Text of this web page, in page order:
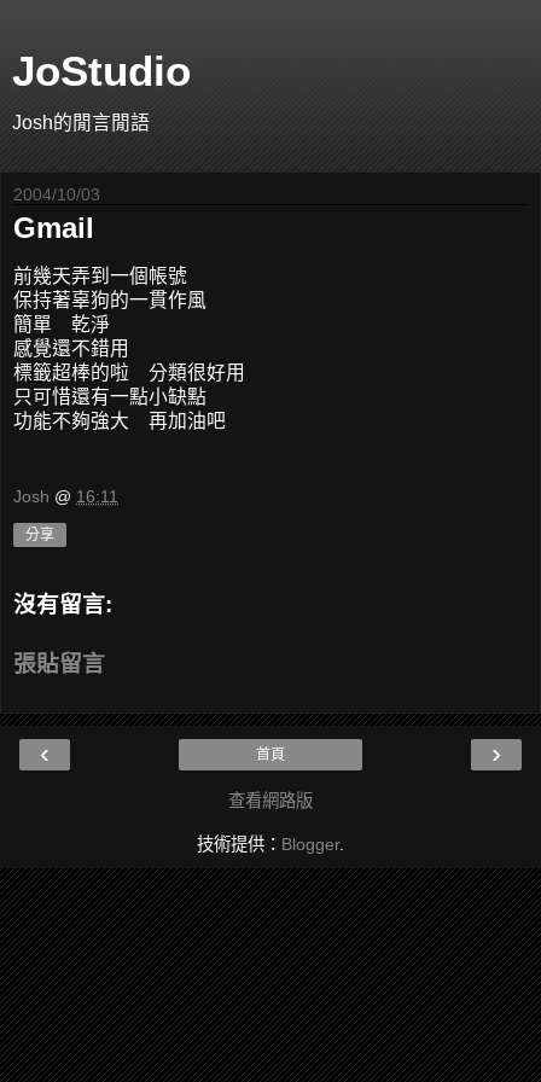
JoStudio
Josh的閒言閒語
2004/10/03
Gmail
前幾天弄到一個帳號
保持著辜狗的一貫作風
簡單 乾淨
感覺還不錯用
標籤超棒的啦 分類很好用
只可惜還有一點小缺點
功能不夠強大 再加油吧
Josh @ 16:11
分享
沒有留言:
張貼留言
‹ ›
首頁
查看網路版
技術提供： Blogger.